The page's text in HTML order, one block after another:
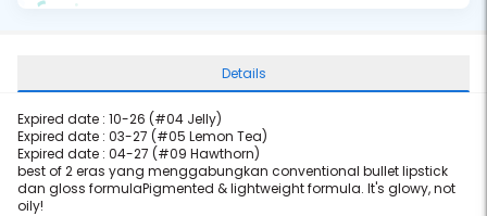
Details
Expired date : 10-26 (#04 Jelly)
Expired date : 03-27 (#05 Lemon Tea)
Expired date : 04-27 (#09 Hawthorn)
best of 2 eras yang menggabungkan conventional bullet lipstick
dan gloss formulaPigmented & lightweight formula. It's glowy, not
oily!